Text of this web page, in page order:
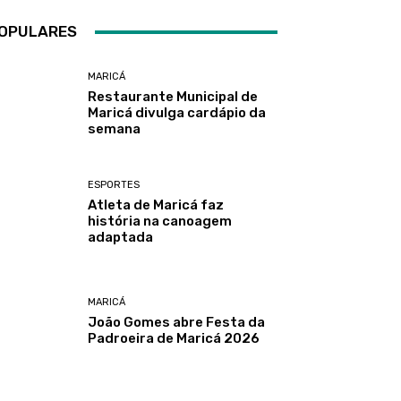
MARICÁ
Restaurante Municipal de
Maricá divulga cardápio da
semana
ESPORTES
Atleta de Maricá faz
história na canoagem
adaptada
MARICÁ
João Gomes abre Festa da
Padroeira de Maricá 2026